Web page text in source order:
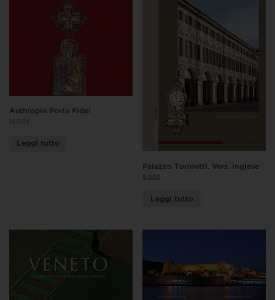
Aethiopia Porta Fidei
15,00€
Leggi tutto
Palazzo Turinetti. Vers. inglese
9,00€
Leggi tutto